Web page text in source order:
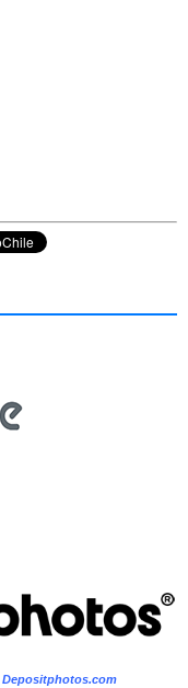
Depositphotos.com